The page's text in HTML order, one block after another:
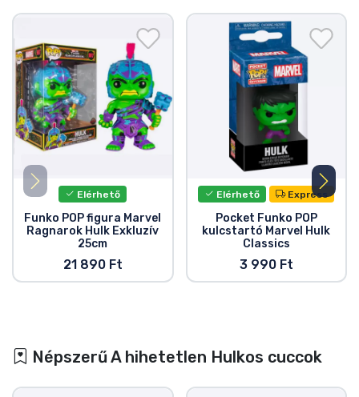
Elérhető
Funko POP figura Marvel
Ragnarok Hulk Exkluzív
25cm
21 890 Ft
Elérhető Express
Pocket Funko POP
kulcstartó Marvel Hulk
Classics
3 990 Ft
Népszerű A hihetetlen Hulkos cuccok